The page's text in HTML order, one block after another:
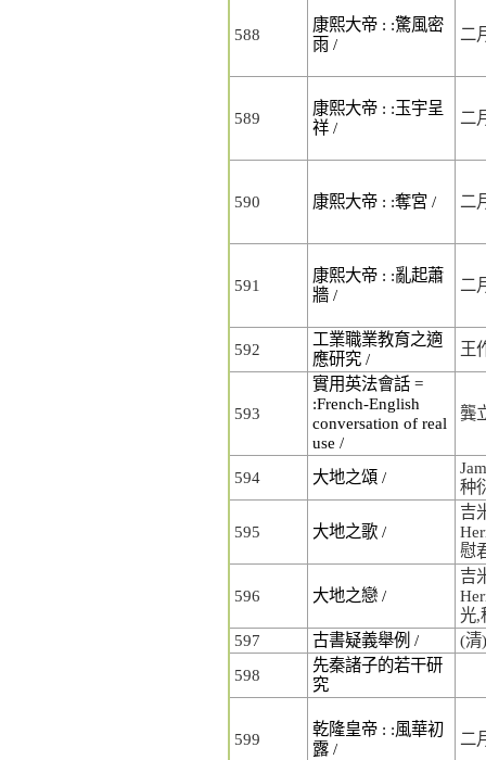
588
康熙大帝 : :驚風密
雨 /
二
589
康熙大帝 : :玉宇呈
祥 /
二
590 康熙大帝 : :奪宮 / 二
591
康熙大帝 : :亂起蕭
牆 /
二
592
工業職業教育之適
應研究 /
王
593
實用英法會話 =
:French-English
conversation of real
use /
龔
594 大地之頌 /
种
595 大地之歌 /
吉
慰
596 大地之戀 /
吉
光,
597
古書疑義舉例 /
(清
598
先秦諸子的若干研
究
599
乾隆皇帝 : :風華初
露 /
二